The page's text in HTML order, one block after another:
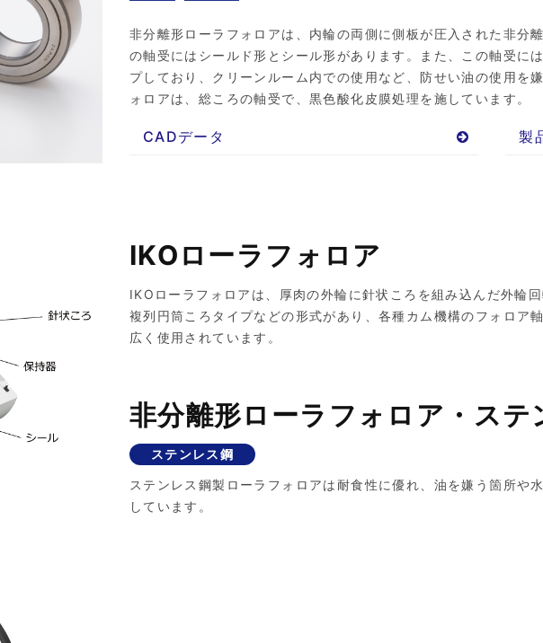
非分離形ローラフォロアは、内輪の両側に側板が圧入された非分
の軸受にはシールド形とシール形があります。また、この軸受に
プしており、クリーンルーム内での使用など、防せい油の使用を
ォロアは、総ころの軸受で、黒色酸化皮膜処理を施しています。
CADデータ 製
IKOローラフォロア
IKOローラフォロアは、厚肉の外輪に針状ころを組み込んだ外輪
複列円筒ころタイプなどの形式があり、各種カム機構のフォロア
広く使用されています。
非分離形ローラフォロア・ステ
ステンレス鋼
ステンレス鋼製ローラフォロアは耐食性に優れ、油を嫌う箇所や
しています。